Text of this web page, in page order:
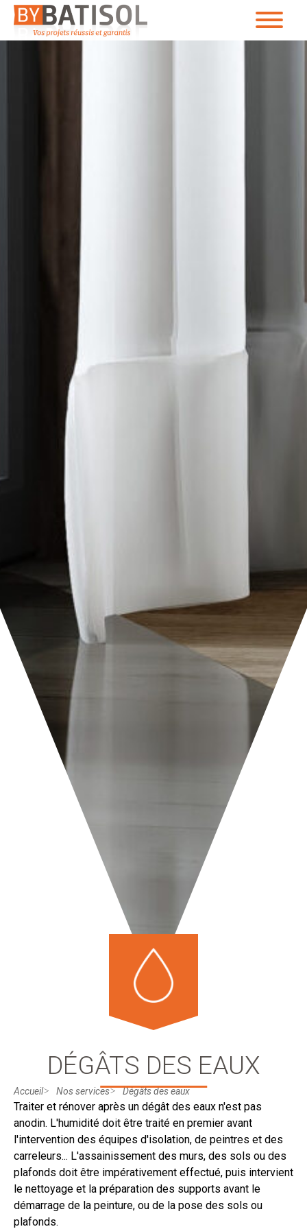
DÉGÂTS DES EAUX
Accueil Nos services Dégâts des eaux
Traiter et rénover après un dégât des eaux n'est pas
anodin. L'humidité doit être traité en premier avant
l'intervention des équipes d'isolation, de peintres et des
carreleurs... L'assainissement des murs, des sols ou des
plafonds doit être impérativement effectué, puis intervient
le nettoyage et la préparation des supports avant le
démarrage de la peinture, ou de la pose des sols ou
plafonds.